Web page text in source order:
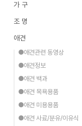
가 구
조 명
애견
●애견관련 동영상
●애견정보
●애견 백과
●애견 목욕용품
●애견 미용용품
●애견 사료/분유/이유식